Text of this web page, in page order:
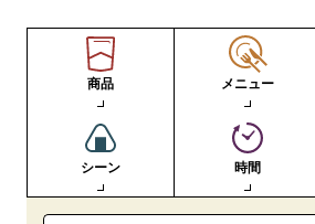
商品 メニュー
シーン 時間